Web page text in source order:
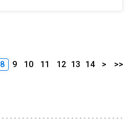
8 9 10 11 12 13 14 > >>